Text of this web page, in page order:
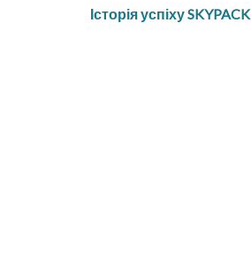
Історія успіху SKYPACK